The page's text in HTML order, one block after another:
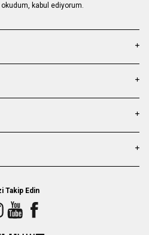
okudum, kabul ediyorum.
Takip Edin